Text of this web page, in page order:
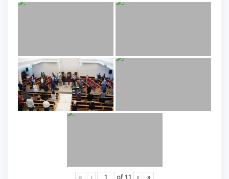
« ‹ of 11 › »